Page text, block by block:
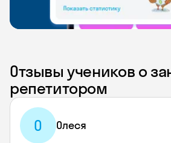
Отзывы учеников о
репетитором
О Олеся